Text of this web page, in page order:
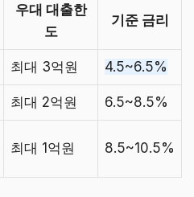
우대 대출한
도
기준 금리
최대 3억원 4.5~6.5%
최대 2억원 6.5~8.5%
최대 1억원 8.5~10.5%